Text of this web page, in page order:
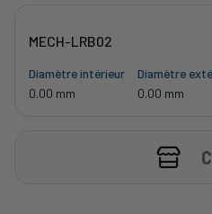
MECH-LRB02
Diamètre intérieur
0.00 mm
Diamètre
0.00 mm